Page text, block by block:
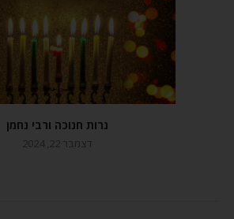
נרות חנוכה ורבי נחמן
דצמבר 22, 2024